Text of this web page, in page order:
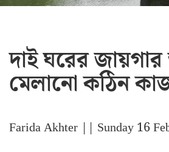
দাই ঘরের
মেলানো কঠিন
Farida Akhter || Sunday 16